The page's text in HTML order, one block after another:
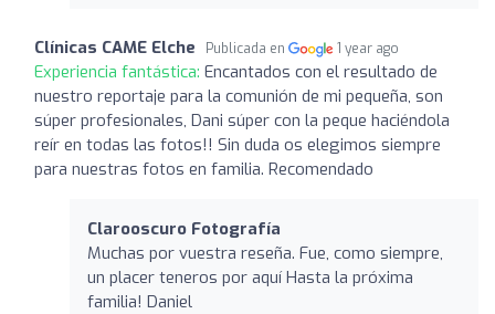
Clínicas CAME Elche Publicada en 1 year ago
Experiencia fantástica: Encantados con el resultado de
nuestro reportaje para la comunión de mi pequeña, son
súper profesionales, Dani súper con la peque haciéndola
reír en todas las fotos!! Sin duda os elegimos siempre
para nuestras fotos en familia. Recomendado
Clarooscuro Fotografía
Muchas por vuestra reseña. Fue, como siempre,
un placer teneros por aquí Hasta la próxima
familia! Daniel